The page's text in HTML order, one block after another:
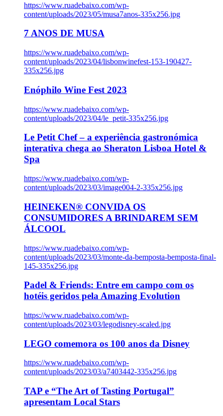
https://www.ruadebaixo.com/wp-
content/uploads/2023/05/musa7anos-335x256.jpg
7 ANOS DE MUSA
https://www.ruadebaixo.com/wp-
content/uploads/2023/04/lisbonwinefest-153-190427-
335x256.jpg
Enóphilo Wine Fest 2023
https://www.ruadebaixo.com/wp-
content/uploads/2023/04/le_petit-335x256.jpg
Le Petit Chef – a experiência gastronómica
interativa chega ao Sheraton Lisboa Hotel &
Spa
https://www.ruadebaixo.com/wp-
content/uploads/2023/03/image004-2-335x256.jpg
HEINEKEN® CONVIDA OS
CONSUMIDORES A BRINDAREM SEM
ÁLCOOL
https://www.ruadebaixo.com/wp-
content/uploads/2023/03/monte-da-bemposta-bemposta-final-
145-335x256.jpg
Padel & Friends: Entre em campo com os
hotéis geridos pela Amazing Evolution
https://www.ruadebaixo.com/wp-
content/uploads/2023/03/legodisney-scaled.jpg
LEGO comemora os 100 anos da Disney
https://www.ruadebaixo.com/wp-
content/uploads/2023/03/a7403442-335x256.jpg
TAP e “The Art of Tasting Portugal”
apresentam Local Stars